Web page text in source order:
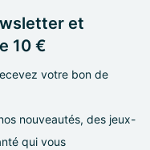
et
10 €
votre bon de
nouveautés, des jeux-
qui vous